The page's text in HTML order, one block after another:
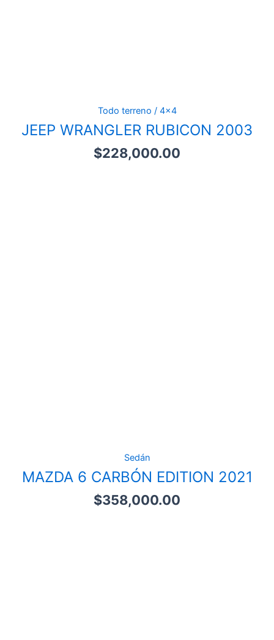
Todo terreno / 4x4
JEEP WRANGLER RUBICON 2003
$228,000.00
Sedán
MAZDA 6 CARBÓN EDITION 2021
$358,000.00